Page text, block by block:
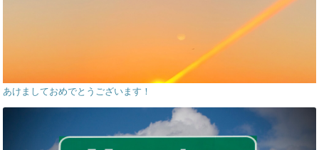
あけましておめでとうございます！